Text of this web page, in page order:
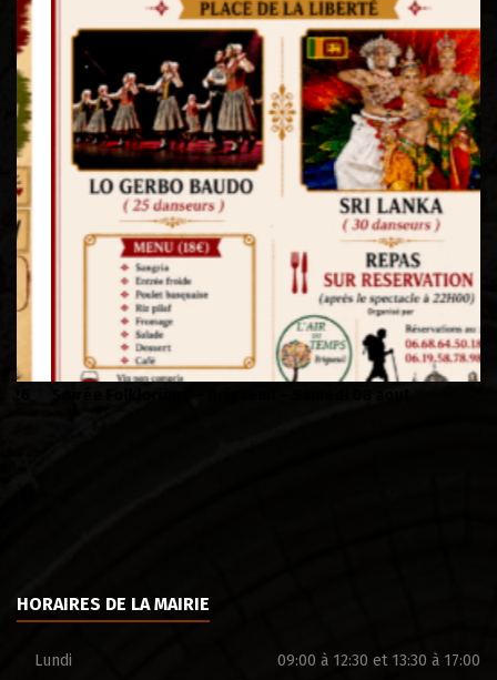
HORAIRES DE LA MAIRIE
Lundi 09:00 à 12:30 et 13:30 à 17:00